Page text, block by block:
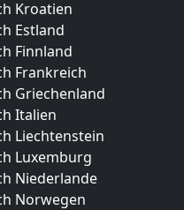
Kroatien
Estland
Finnland
Frankreich
Griechenland
Italien
Liechtenstein
Luxemburg
Niederlande
Norwegen